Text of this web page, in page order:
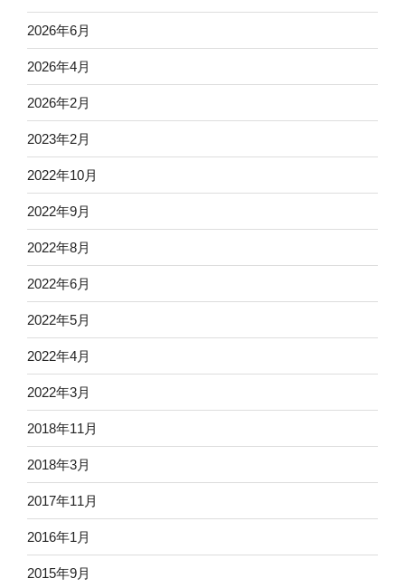
2026年6月
2026年4月
2026年2月
2023年2月
2022年10月
2022年9月
2022年8月
2022年6月
2022年5月
2022年4月
2022年3月
2018年11月
2018年3月
2017年11月
2016年1月
2015年9月